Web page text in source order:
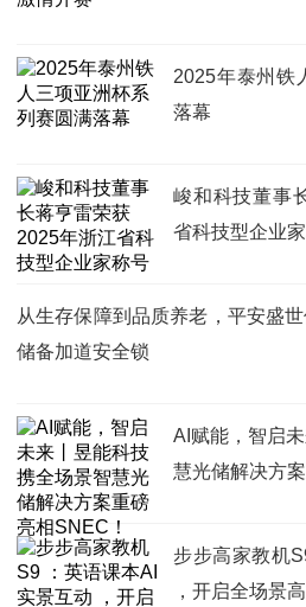
2025年泰州铁
落幕
峻和科技董事
省科技型企业
从生存保障到品质养老，平安盛
储备加道安全锁
AI赋能，智启
慧光储解决方
步步高家教机
，开启全场景